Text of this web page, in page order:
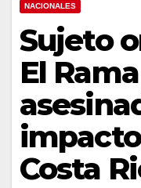
NACIONALES
Sujeto
El
Costa